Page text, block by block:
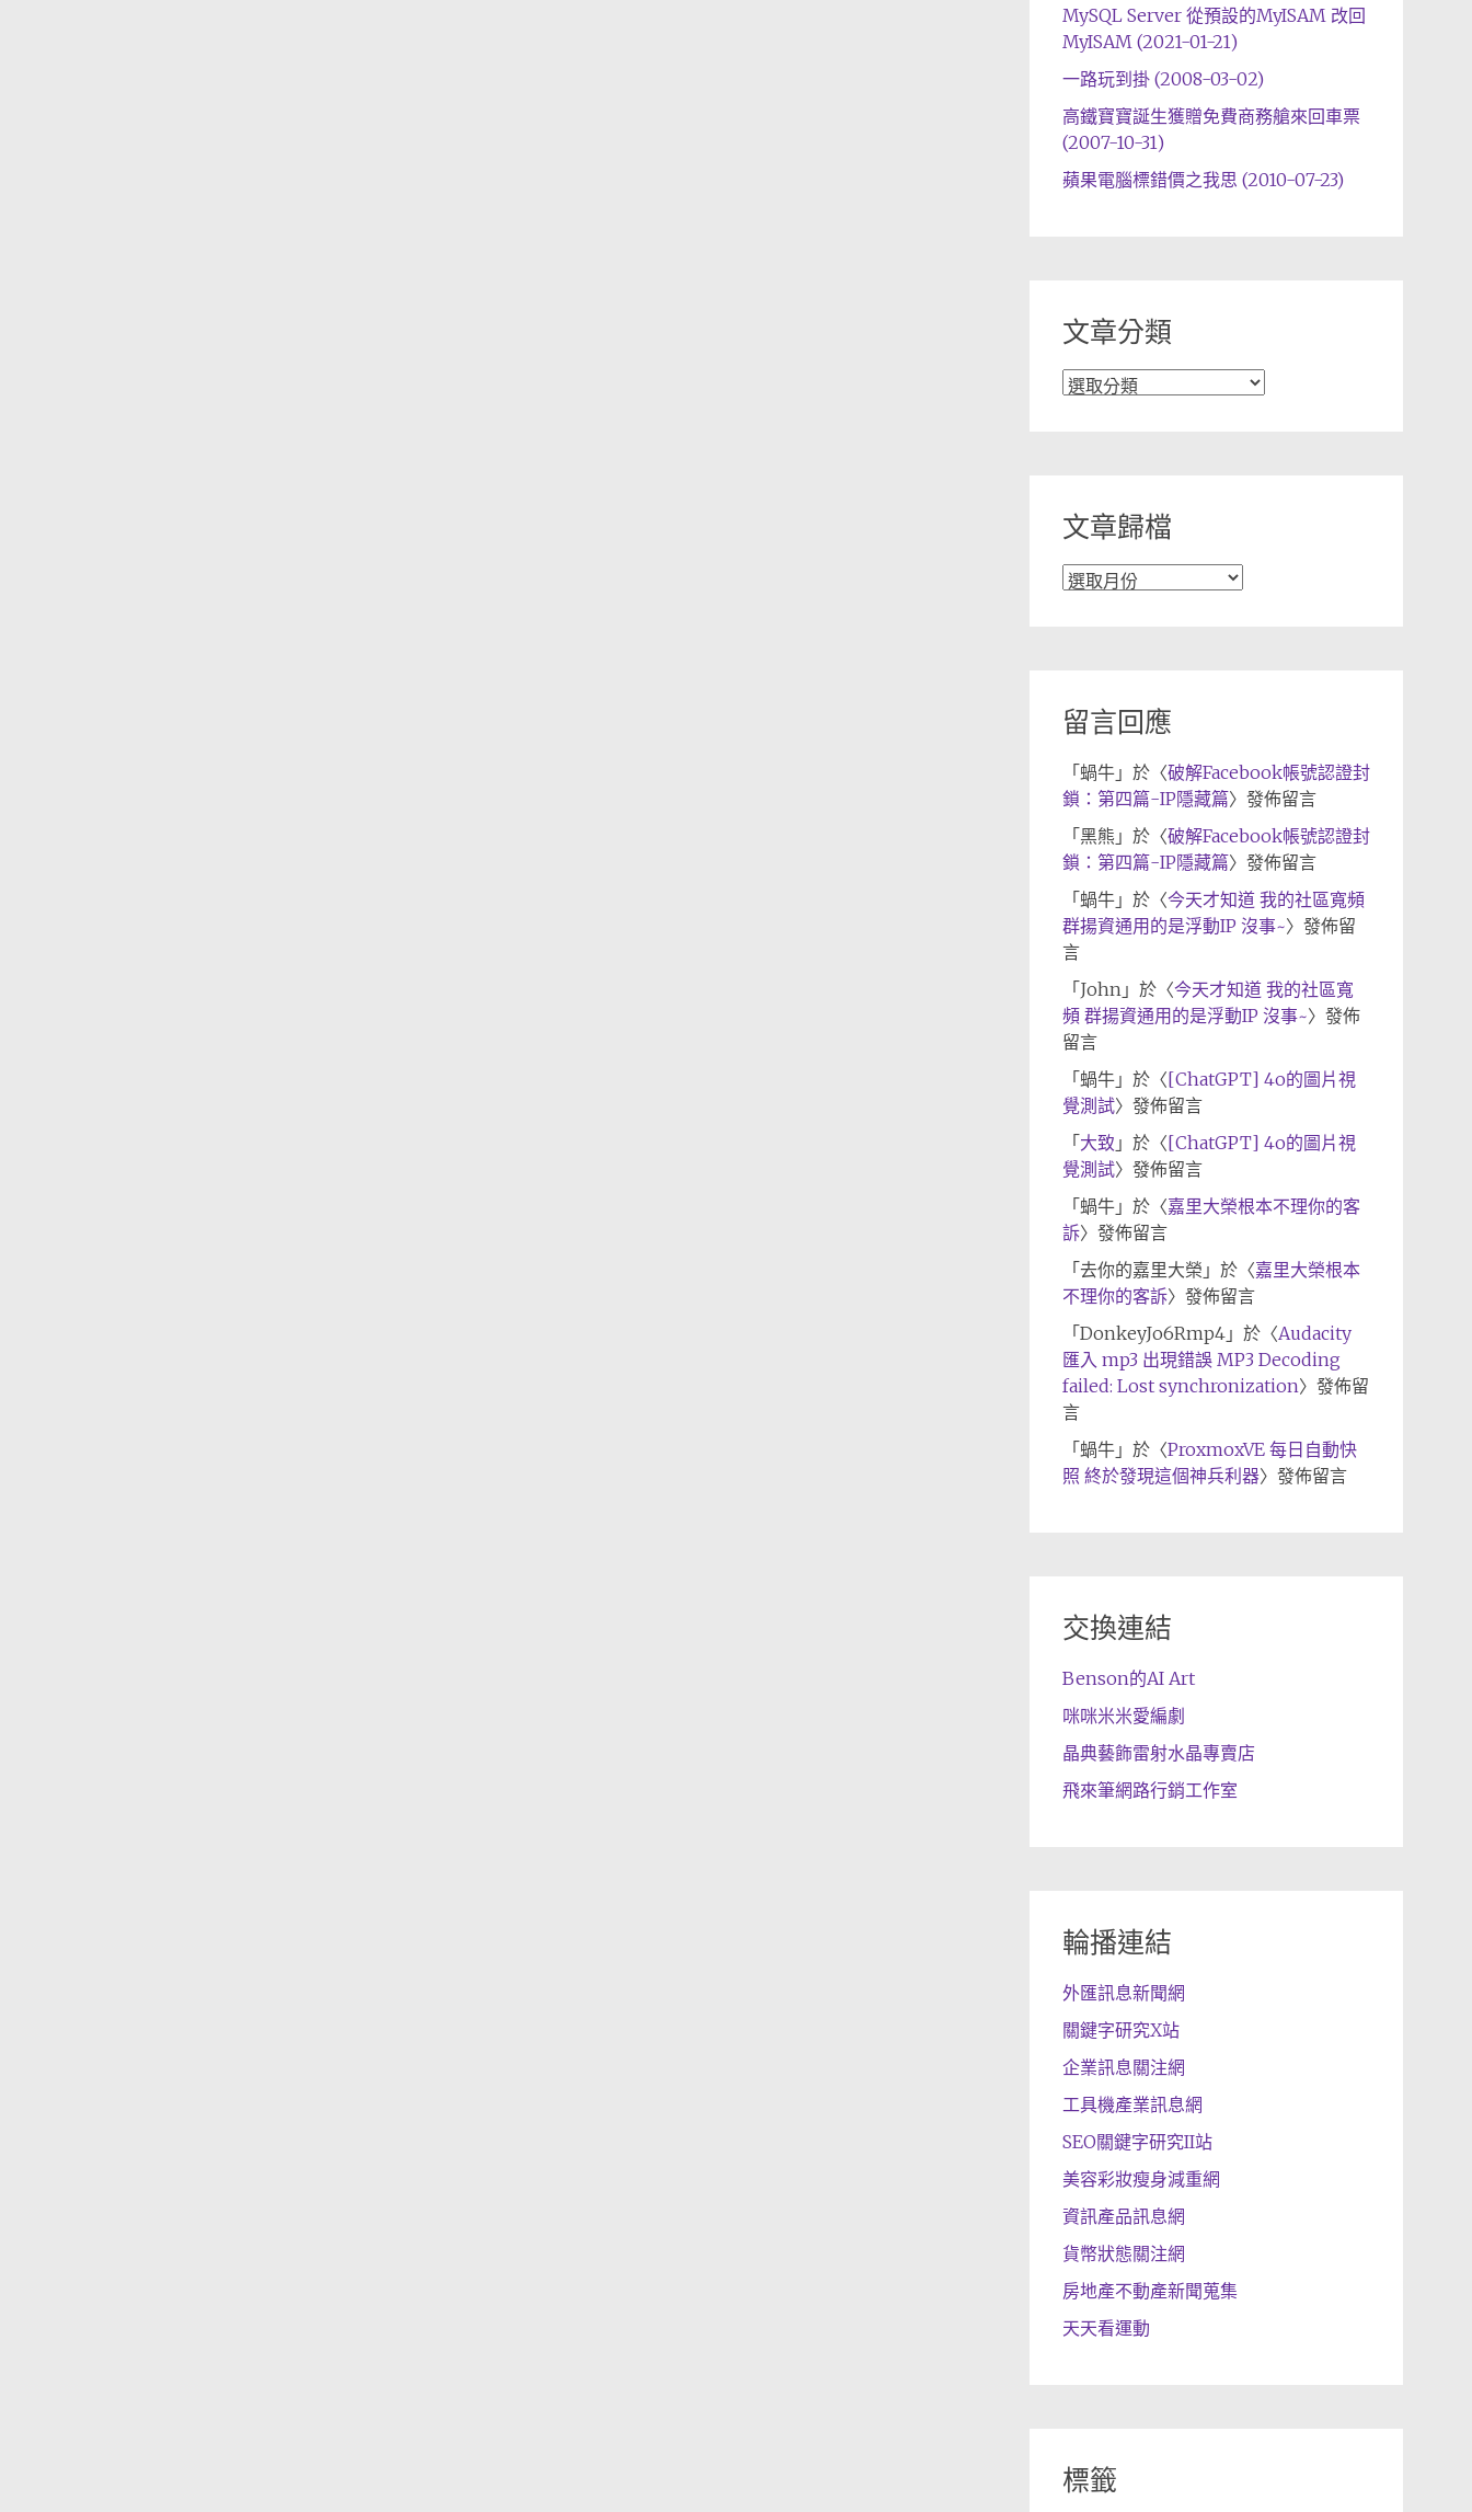
MySQL Server 從預設的MyISAM 改回
MyISAM (2021-01-21)
一路玩到掛 (2008-03-02)
高鐵寶寶誕生獲贈免費商務艙來回車票
(2007-10-31)
蘋果電腦標錯價之我思 (2010-07-23)
文章分類
文
文章歸檔
文
留言回應
「 蝸牛」於〈破解Facebook帳號認證封
鎖：第四篇-IP隱藏篇〉發佈留言
「 黑熊 」於〈破解Facebook帳號認證封
鎖：第四篇-IP隱藏篇〉發佈留言
「 蝸牛」於〈今天才知道 我的社區寬頻
群揚資通用的是浮動IP 沒事~〉發佈留
言
「 John」於〈今天才知道 我的社區寬
頻 群揚資通用的是浮動IP 沒事~〉發佈
留言
「 蝸牛」於〈[ChatGPT] 4o的圖片視
覺測試〉發佈留言
「 大致 」於〈[ChatGPT] 4o的圖片視
覺測試〉發佈留言
「 蝸牛」於〈嘉里大榮根本不理你的客
訴〉發佈留言
「 去你的嘉里大榮 」於〈嘉里大榮根本
不理你的客訴〉發佈留言
「 DonkeyJo6Rmp4」於〈Audacity
匯入 mp3 出現錯誤 MP3 Decoding
failed: Lost synchronization〉發佈留
言
「 蝸牛」於〈ProxmoxVE 每日自動快
照 終於發現這個神兵利器〉發佈留言
交換連結
Benson的AI Art
咪咪米米愛編劇
晶典藝飾雷射水晶專賣店
飛來筆網路行銷工作室
輪播連結
外匯訊息新聞網
關鍵字研究X站
企業訊息關注網
工具機產業訊息網
SEO關鍵字研究II站
美容彩妝瘦身減重網
資訊產品訊息網
貨幣狀態關注網
房地產不動產新聞蒐集
天天看運動
標籤